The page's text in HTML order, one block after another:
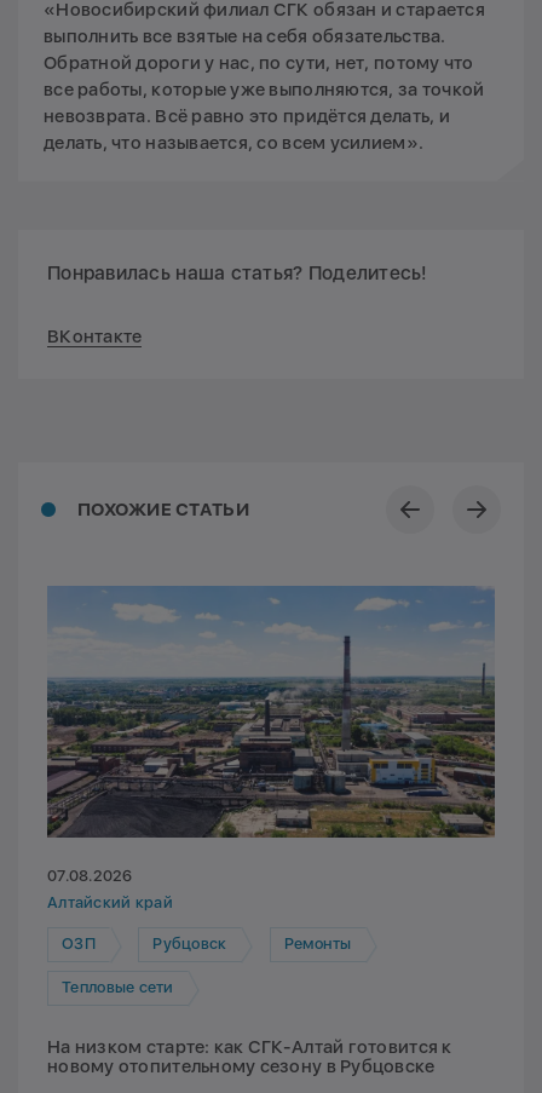
«Новосибирский филиал СГК обязан и старается
выполнить все взятые на себя обязательства.
Обратной дороги у нас, по сути, нет, потому что
все работы, которые уже выполняются, за точкой
невозврата. Всё равно это придётся делать, и
делать, что называется, со всем усилием».
Понравилась наша статья? Поделитесь!
ВКонтакте
ПОХОЖИЕ СТАТЬИ
07.08.2026
Алтайский край
ОЗП Рубцовск Ремонты
Тепловые сети
На низком старте: как СГК-Алтай готовится к
новому отопительному сезону в Рубцовске